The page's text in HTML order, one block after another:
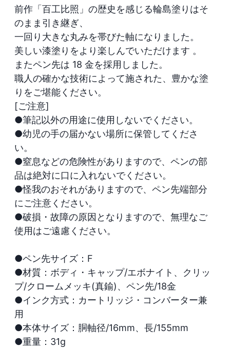
前作「百工比照」の歴史を感じる輪島塗りはそ
のまま引き継ぎ、
一回り大きな丸みを帯びた軸になりました。
美しい漆塗りをより楽しんでいただけます 。
またペン先は 18 金を採用しました。
職人の確かな技術によって施された、豊かな塗
りをご堪能ください。
[ご注意]
●筆記以外の用途に使用しないでください。
●幼児の手の届かない場所に保管してくださ
い。
●窒息などの危険性がありますので、ペンの部
品は絶対に口に入れないでください。
●怪我のおそれがありますので、ペン先端部分
にご注意ください。
●破損・故障の原因となりますので、無理なご
使用はご遠慮ください。
●ペン先サイズ：F
●材質：ボディ・キャップ/エボナイト、クリッ
プ/クロームメッキ(真鍮)、ペン先/18金
●インク方式：カートリッジ・コンバーター兼
用
●本体サイズ：胴軸径/16mm、長/155mm
●重量：31g